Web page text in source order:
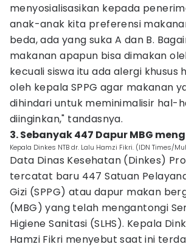
menyosialisasikan kepada
anak-anak kita preferensi
beda, ada yang suka A dan B.
makanan apapun bisa dimakan
kecuali siswa itu ada alergi
oleh kepala SPPG agar makanan
dihindari untuk meminimalisir hal-
diinginkan," tandasnya.
3. Sebanyak 447 Dapur MBG
Kepala Dinkes NTB dr. Lalu Hamzi Fikri. (IDN Times/
Data Dinas Kesehatan (Dinkes)
tercatat baru 447 Satuan
Gizi (SPPG) atau dapur makan
(MBG) yang telah mengantongi
Higiene Sanitasi (SLHS). Kepala
Hamzi Fikri menyebut saat ini